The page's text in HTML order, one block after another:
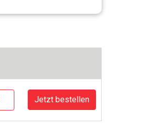
Jetzt bestellen